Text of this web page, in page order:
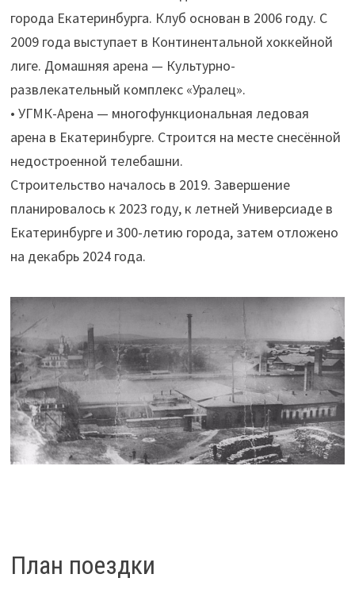
города Екатеринбурга. Клуб основан в 2006 году. С
2009 года выступает в Континентальной хоккейной
лиге. Домашняя арена — Культурно-
развлекательный комплекс «Уралец».
• УГМК-Арена — многофункциональная ледовая
арена в Екатеринбурге. Строится на месте снесённой
недостроенной телебашни.
Строительство началось в 2019. Завершение
планировалось к 2023 году, к летней Универсиаде в
Екатеринбурге и 300-летию города, затем отложено
на декабрь 2024 года.
План поездки